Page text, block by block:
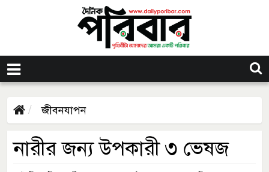
জীবনযাপন
নারীর জন্য উপকারী ৩ ভেষজ